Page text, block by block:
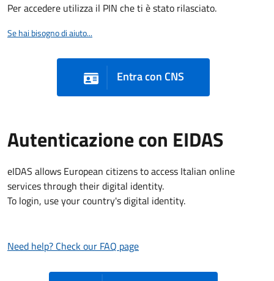
Per accedere utilizza il PIN che ti è stato rilasciato.
Se hai bisogno di aiuto...
Entra con CNS
Autenticazione con EIDAS
eIDAS allows European citizens to access Italian online
services through their digital identity.
To login, use your country's digital identity.
Need help? Check our FAQ page